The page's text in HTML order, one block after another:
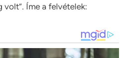
Íme a felvételek: